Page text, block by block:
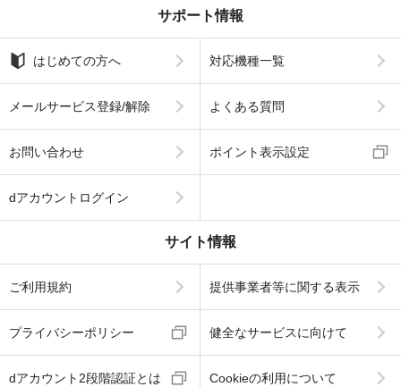
サポート情報
はじめての方へ 対応機種一覧
メールサービス登録/解除 よくある質問
お問い合わせ ポイント表示設定
dアカウントログイン
サイト情報
ご利用規約 提供事業者等に関する表示
プライバシーポリシー 健全なサービスに向けて
dアカウント2段階認証とは Cookieの利用について